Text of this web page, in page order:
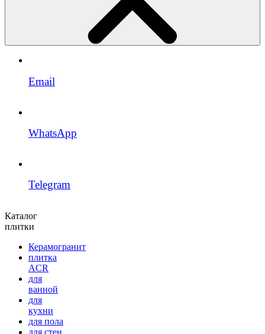
Email
WhatsApp
Telegram
Каталог
плитки
Керамогранит
плитка
ACR
для
ванной
для
кухни
для пола
для стен